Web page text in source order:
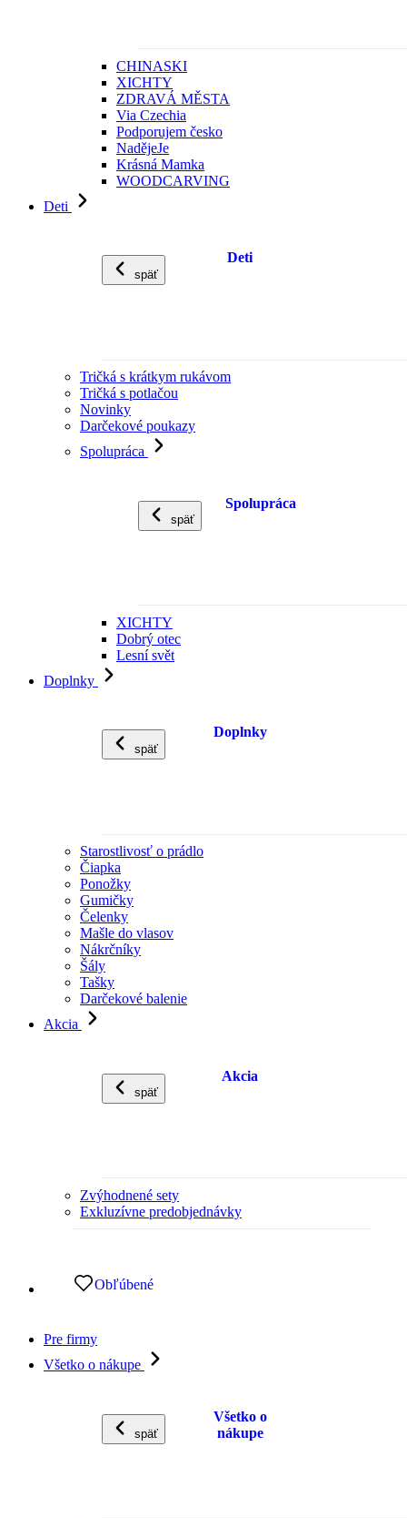
CHINASKI
XICHTY
ZDRAVÁ MĚSTA
Via Czechia
Podporujem česko
NadějeJe
Krásná Mamka
WOODCARVING
Deti
späť
Deti
Tričká s krátkym rukávom
Tričká s potlačou
Novinky
Darčekové poukazy
Spolupráca
späť
Spolupráca
XICHTY
Dobrý otec
Lesní svět
Doplnky
späť
Doplnky
Starostlivosť o prádlo
Čiapka
Ponožky
Gumičky
Čelenky
Mašle do vlasov
Nákrčníky
Šály
Tašky
Darčekové balenie
Akcia
späť
Akcia
Zvýhodnené sety
Exkluzívne predobjednávky
Obľúbené
Pre firmy
Všetko o nákupe
späť
Všetko o
nákupe